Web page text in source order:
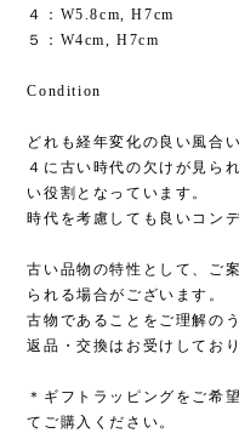
４：W5.8cm, H7cm
５：W4cm, H7cm
Condition
どれも経年変化の良い風合い
４に古い時代の欠けが見ら
い役割となっています。
時代を考慮しても良いコン
古い品物の特性として、ご
られる場合がございます。
古物であることをご理解の
返品・交換はお受けしており
＊ギフトラッピングをご希
てご購入ください。